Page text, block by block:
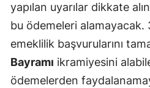
yapılan uyarılar dikkate
bu ödemeleri alamayacak.
emeklilik başvurularını
Bayramı ikramiyesini
ödemelerden